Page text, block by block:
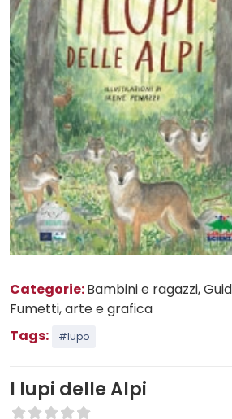
Categorie:Bambini e ragazzi,
Fumetti, arte e grafica
Tags:
#lupo
I lupi delle Alpi